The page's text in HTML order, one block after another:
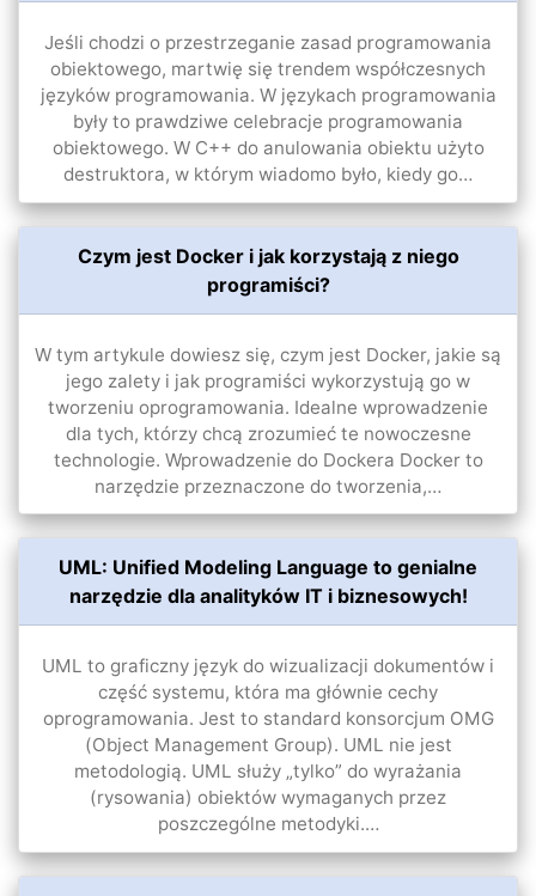
Jeśli chodzi o przestrzeganie zasad programowania
obiektowego, martwię się trendem współczesnych
języków programowania. W językach programowania
były to prawdziwe celebracje programowania
obiektowego. W C++ do anulowania obiektu użyto
destruktora, w którym wiadomo było, kiedy go…
Czym jest Docker i jak korzystają z niego
programiści?
W tym artykule dowiesz się, czym jest Docker, jakie są
jego zalety i jak programiści wykorzystują go w
tworzeniu oprogramowania. Idealne wprowadzenie
dla tych, którzy chcą zrozumieć te nowoczesne
technologie. Wprowadzenie do Dockera Docker to
narzędzie przeznaczone do tworzenia,…
UML: Unified Modeling Language to genialne
narzędzie dla analityków IT i biznesowych!
UML to graficzny język do wizualizacji dokumentów i
część systemu, która ma głównie cechy
oprogramowania. Jest to standard konsorcjum OMG
(Object Management Group). UML nie jest
metodologią. UML służy „tylko” do wyrażania
(rysowania) obiektów wymaganych przez
poszczególne metodyki.…